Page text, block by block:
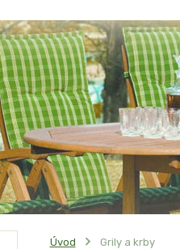
Úvod Grily a krby